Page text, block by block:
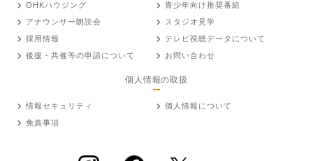
OHKハウジング
青少年向け推奨番組
アナウンサー朗読会
スタジオ見学
採用情報
テレビ視聴データについて
後援・共催等の申請について
お問い合わせ
個人情報の取扱
情報セキュリティ
個人情報について
免責事項